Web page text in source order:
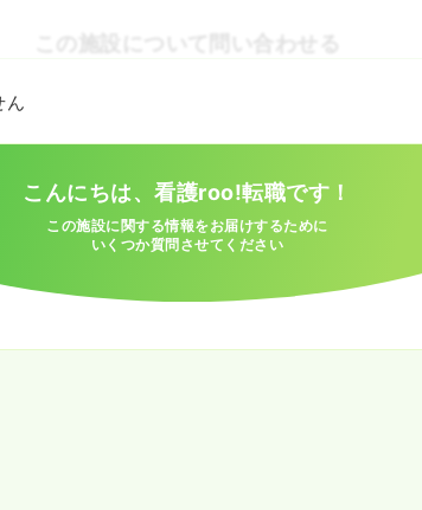
この施設について問い合わせる
ん
こんにちは、看護roo!転職です！
この施設に関する情報をお届けするために
いくつか質問させてください